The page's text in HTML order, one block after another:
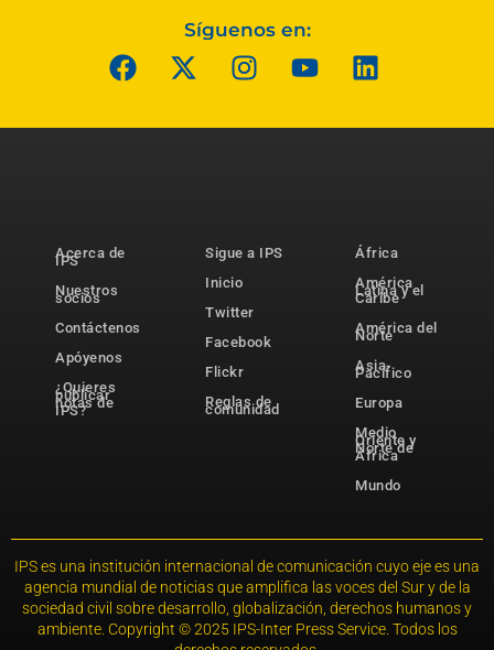
Síguenos en:
Acerca de
IPS
Nuestros
socios
Contáctenos
Apóyenos
¿Quieres
publicar
notas de
IPS?
Sigue a IPS
Inicio
Twitter
Facebook
Flickr
Reglas de
comunidad
África
América
Latina y el
Caribe
América del
Norte
Asia-
Pacífico
Europa
Medio
Oriente y
Norte de
África
Mundo
IPS es una institución internacional de comunicación cuyo eje es una
agencia mundial de noticias que amplifica las voces del Sur y de la
sociedad civil sobre desarrollo, globalización, derechos humanos y
ambiente. Copyright © 2025 IPS-Inter Press Service. Todos los